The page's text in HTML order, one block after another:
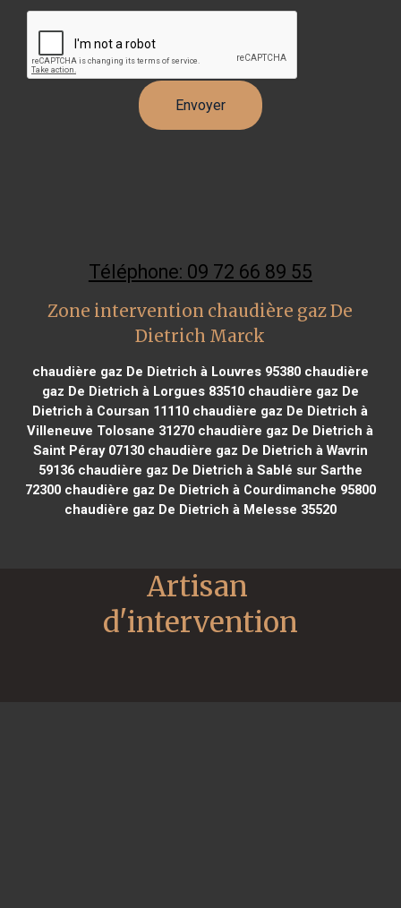
Téléphone: 09 72 66 89 55
Zone intervention chaudière gaz De
Dietrich Marck
chaudière gaz De Dietrich à Louvres 95380chaudière
gaz De Dietrich à Lorgues 83510chaudière gaz De
Dietrich à Coursan 11110 chaudière gaz De Dietrich à
Villeneuve Tolosane 31270 chaudière gaz De Dietrich à
Saint Péray 07130chaudière gaz De Dietrich à Wavrin
59136chaudière gaz De Dietrich à Sablé sur Sarthe
72300chaudière gaz De Dietrich à Courdimanche 95800
chaudière gaz De Dietrich à Melesse 35520
Artisan
d'intervention